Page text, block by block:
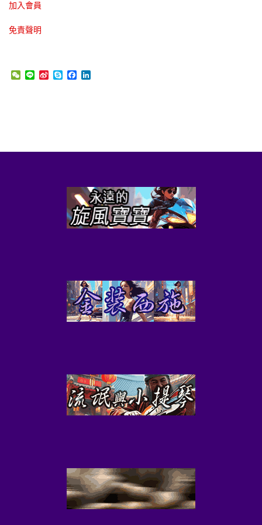
加入會員
免責聲明
WeChat
LineSinaSkypeFacebook